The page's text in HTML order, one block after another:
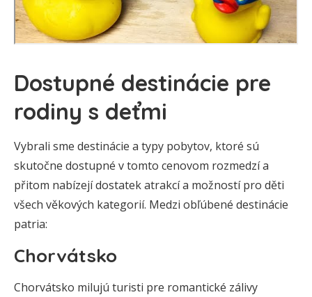
Dostupné destinácie pre
rodiny s deťmi
Vybrali sme destinácie a typy pobytov, ktoré sú
skutočne dostupné v tomto cenovom rozmedzí a
přitom nabízejí dostatek atrakcí a možností pro děti
všech věkových kategorií. Medzi obľúbené destinácie
patria:
Chorvátsko
Chorvátsko milujú turisti pre romantické zálivy